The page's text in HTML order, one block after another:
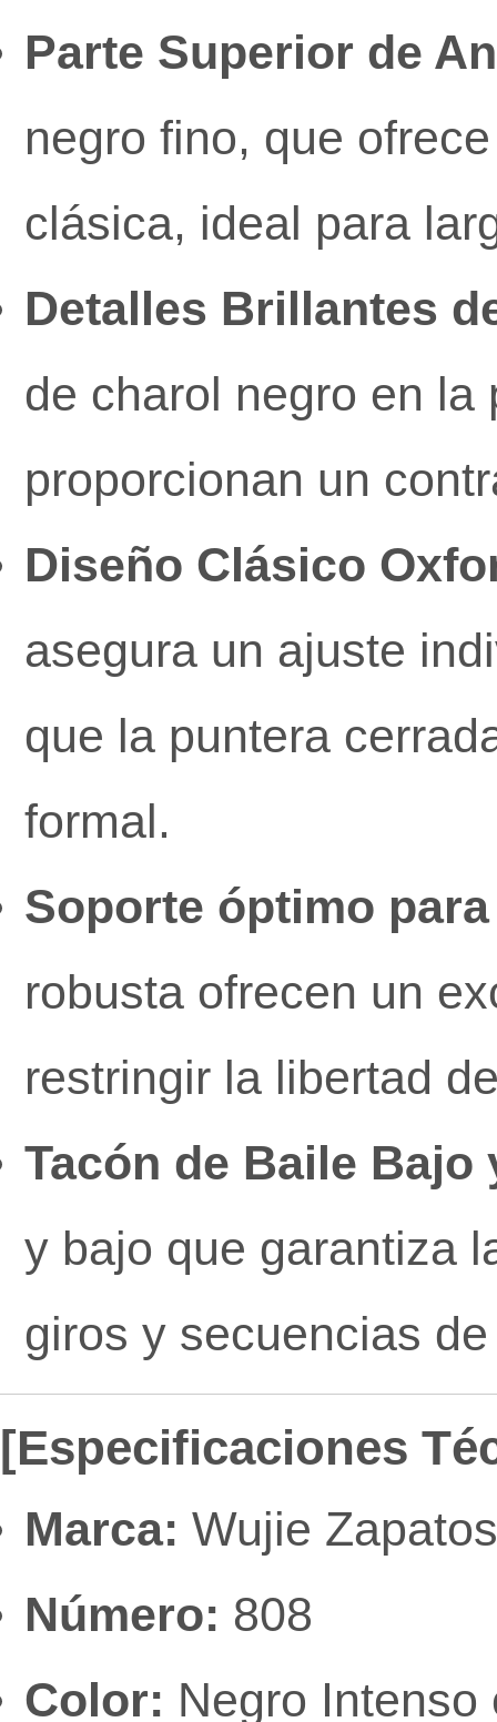
Parte Superior de
negro fino, que
clásica, ideal para
Detalles Brillantes
de charol negro en la
proporcionan un
Diseño Clásico
asegura un ajuste
que la puntera
formal.
Soporte óptimo
robusta ofrecen un
restringir la libertad
Tacón de Baile Bajo
y bajo que garantiza
giros y secuencias
[Especificaciones
Marca: Wujie
Número: 808
Color: Negro